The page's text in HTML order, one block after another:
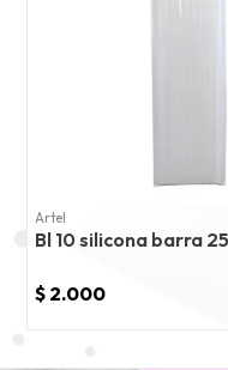
Artel
Bl 10 silicona barra
$ 2.000